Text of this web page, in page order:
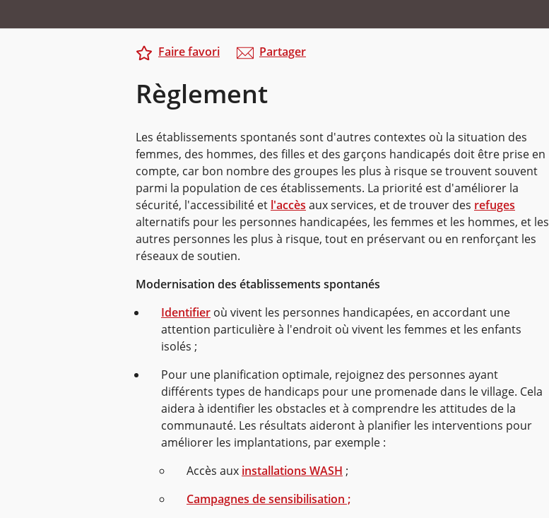
Règlement
Faire favori Partager
Les établissements spontanés sont d'autres contextes où la situation des
femmes, des hommes, des filles et des garçons handicapés doit être prise en
compte, car bon nombre des groupes les plus à risque se trouvent souvent
parmi la population de ces établissements. La priorité est d'améliorer la
sécurité, l'accessibilité et l'accès aux services, et de trouver des refuges
alternatifs pour les personnes handicapées, les femmes et les hommes, et les
autres personnes les plus à risque, tout en préservant ou en renforçant les
réseaux de soutien.
Modernisation des établissements spontanés
Identifier où vivent les personnes handicapées, en accordant une
attention particulière à l'endroit où vivent les femmes et les enfants
isolés ;
Pour une planification optimale, rejoignez des personnes ayant
différents types de handicaps pour une promenade dans le village. Cela
aidera à identifier les obstacles et à comprendre les attitudes de la
communauté. Les résultats aideront à planifier les interventions pour
améliorer les implantations, par exemple :
Accès aux installations WASH ;
Campagnes de sensibilisation ;